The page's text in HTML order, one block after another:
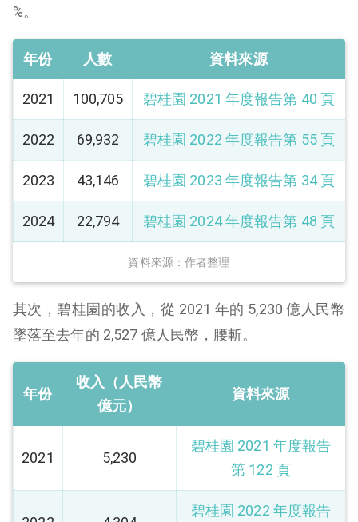
%。
資料來源：作者整理
年份 人數 資料來源
2021 100,705 碧桂園 2021 年度報告第 40 頁
2022 69,932 碧桂園 2022 年度報告第 55 頁
2023 43,146 碧桂園 2023 年度報告第 34 頁
2024 22,794 碧桂園 2024 年度報告第 48 頁
其次，碧桂園的收入，從 2021 年的 5,230 億人民幣
墜落至去年的 2,527 億人民幣，腰斬。
年份
收入（人民幣
億元）
資料來源
2021 5,230
碧桂園 2021 年度報告
第 122 頁
碧桂園 2022 年度報告